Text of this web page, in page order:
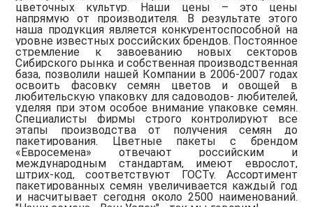
цветочных культур. Наши цены – это цены
напрямую от производителя. В результате этого
наша продукция является конкурентоспособной на
уровне известных российских брендов. Постоянное
стремление к завоеванию новых секторов
Сибирского рынка и собственная производственная
база, позволили нашей Компании в 2006-2007 годах
освоить фасовку семян цветов и овощей в
любительскую упаковку для садоводов- любителей,
уделяя при этом особое внимание упаковке семян.
Специалисты фирмы строго контролируют все
этапы производства от получения семян до
пакетирования. Цветные пакеты с брендом
«Евросемена» отвечают российским и
международным стандартам, имеют еврослот,
штрих-код, соответствуют ГОСТу. Ассортимент
пакетированных семян увеличивается каждый год
и насчитывает сегодня около 2500 наименований.